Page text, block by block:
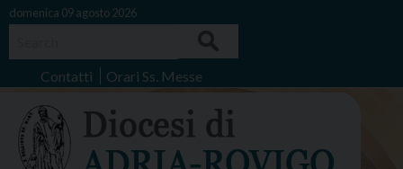
Skip
domenica 09 agosto 2026
Contatti Orari Ss. Messe